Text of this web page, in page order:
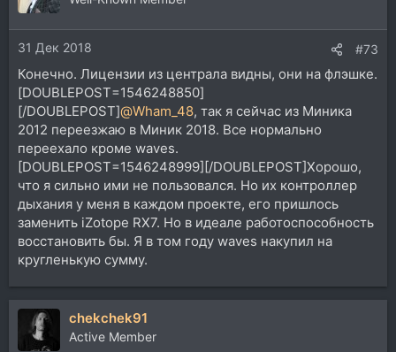
31 Дек 2018 #73
Конечно. Лицензии из централа видны, они на флэшке.
[DOUBLEPOST=1546248850]
[/DOUBLEPOST]@Wham_48, так я сейчас из Миника
2012 переезжаю в Миник 2018. Все нормально
переехало кроме waves.
[DOUBLEPOST=1546248999][/DOUBLEPOST]Хорошо,
что я сильно ими не пользовался. Но их контроллер
дыхания у меня в каждом проекте, его пришлось
заменить iZotope RX7. Но в идеале работоспособность
восстановить бы. Я в том году waves накупил на
кругленькую сумму.
chekchek91
Active Member